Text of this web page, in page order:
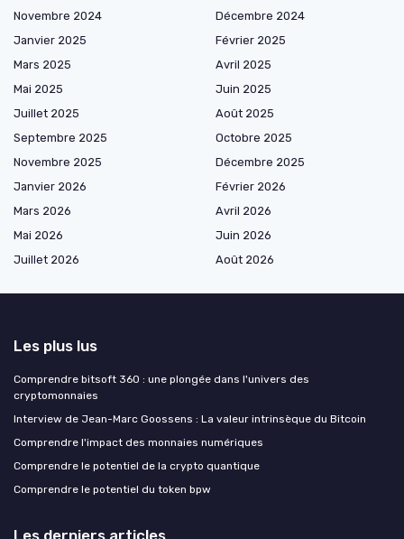
Novembre 2024
Décembre 2024
Janvier 2025
Février 2025
Mars 2025
Avril 2025
Mai 2025
Juin 2025
Juillet 2025
Août 2025
Septembre 2025
Octobre 2025
Novembre 2025
Décembre 2025
Janvier 2026
Février 2026
Mars 2026
Avril 2026
Mai 2026
Juin 2026
Juillet 2026
Août 2026
Les plus lus
Comprendre bitsoft 360 : une plongée dans l'univers des
cryptomonnaies
Interview de Jean-Marc Goossens : La valeur intrinsèque du Bitcoin
Comprendre l'impact des monnaies numériques
Comprendre le potentiel de la crypto quantique
Comprendre le potentiel du token bpw